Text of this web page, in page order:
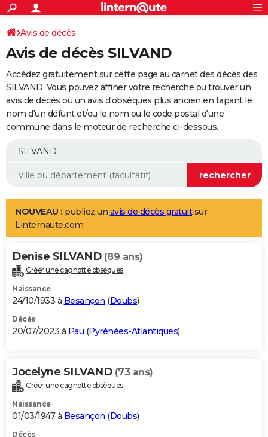
ACTUALITÉS
Politique
Société
Faits Divers
Education
Monde
Villes
+
SPORT
Coupe du monde 2026
Football
Tennis
Cyclisme
Rugby
Forum
Programme TV
TNT
Streaming
Cinéma
Sorties cinéma
Musique
+
FINANCE
Retraite
Epargne
Immobilier
Risques naturels par ville
Banque
Assurance
AUTO
Essais
Réserver un essai
Citadines
Berlines
SUV
Forum auto
+
Mobiles
Meilleur smartphone
Internet
Ordinateurs
Jeux vidéo
Guide high-tech
Aménagement intérieur
LIFESTYLE
Art de vivre
Bien-être
Loisirs
Mode
Modes de vie
Alimentation
Guide de la santé
Maladies
Médicaments
Sommeil
VOYAGE
Destinations
City break
Voyage nature
Voyage de noces
Forum
Climat
+PHOTO
GUIDES D'ACHAT
BONS PLANS
Carte de Noël
Carte Bonne année
Carte Saint-Valentin
Carte Pâques
Carte d'anniversaire
DICTIONNAIRE
Dictionnaire
Biographies
Citations
Expressions
Proverbes
PROGRAMME TV
Avis de décès
Avis de décès SILVAND
Accédez gratuitement sur cette page au carnet des décès des
SILVAND. Vous pouvez affiner votre recherche ou trouver un
avis de décès ou un avis d'obsèques plus ancien en tapant le
nom d'un défunt et/ou le nom ou le code postal d'une
commune dans le moteur de recherche ci-dessous.
NOUVEAU : publiez un avis de décès gratuitsur
Linternaute.com
Denise SILVAND (89 ans)
Créer une cagnotte obsèques
Naissance
24/10/1933 à Besançon (Doubs)
Décès
20/07/2023 à Pau (Pyrénées-Atlantiques)
Jocelyne SILVAND (73 ans)
Créer une cagnotte obsèques
Naissance
01/03/1947 à Besançon (Doubs)
Décès